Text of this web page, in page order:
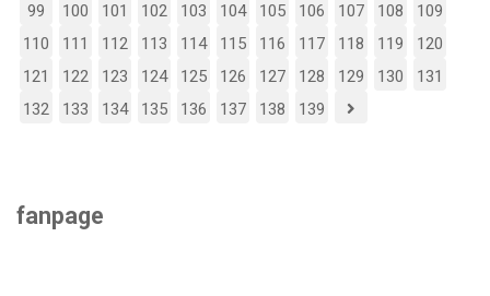
99
100 101 102 103 104 105 106 107 108
109
110
111 112 113 114 115 116 117 118 119
120
121
122 123 124 125 126 127 128 129 130
131
132
133 134 135 136 137 138 139
fanpage